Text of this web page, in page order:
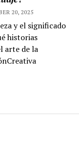
20, 2025
y el significado
historias
arte de la